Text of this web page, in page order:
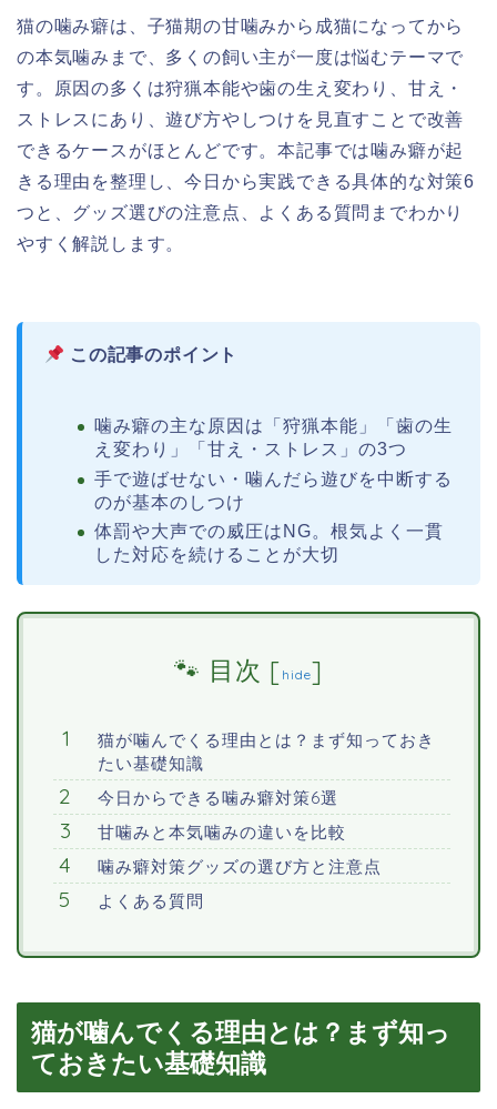
猫の噛み癖は、子猫期の甘噛みから成猫になってから
の本気噛みまで、多くの飼い主が一度は悩むテーマで
す。原因の多くは狩猟本能や歯の生え変わり、甘え・
ストレスにあり、遊び方やしつけを見直すことで改善
できるケースがほとんどです。本記事では噛み癖が起
きる理由を整理し、今日から実践できる具体的な対策6
つと、グッズ選びの注意点、よくある質問までわかり
やすく解説します。
この記事のポイント
噛み癖の主な原因は「狩猟本能」「歯の生
え変わり」「甘え・ストレス」の3つ
手で遊ばせない・噛んだら遊びを中断する
のが基本のしつけ
体罰や大声での威圧はNG。根気よく一貫
した対応を続けることが大切
目次 [ hide]
猫が噛んでくる理由とは？まず知っておき
たい基礎知識
今日からできる噛み癖対策6選
甘噛みと本気噛みの違いを比較
噛み癖対策グッズの選び方と注意点
よくある質問
猫が噛んでくる理由とは？まず知っ
ておきたい基礎知識